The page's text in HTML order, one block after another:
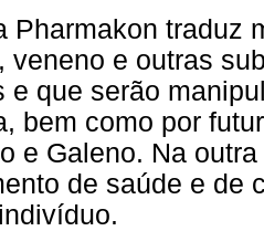
Pharmakon traduz
veneno e outras
e que serão
bem como por
e Galeno. Na
de saúde e de